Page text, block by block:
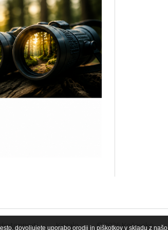
dovoljujete uporabo orodij in piškotkov v skladu z našo
Kazalo © 2026 Kočevsko